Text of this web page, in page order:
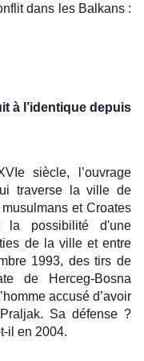
dans les Balkans :
à l’identique depuis
siècle, l’ouvrage
traverse la ville de
et Croates
la possibilité d'une
de la ville et entre
1993, des tirs de
de Herceg-Bosna
accusé d’avoir
Sa défense ?
il en 2004.